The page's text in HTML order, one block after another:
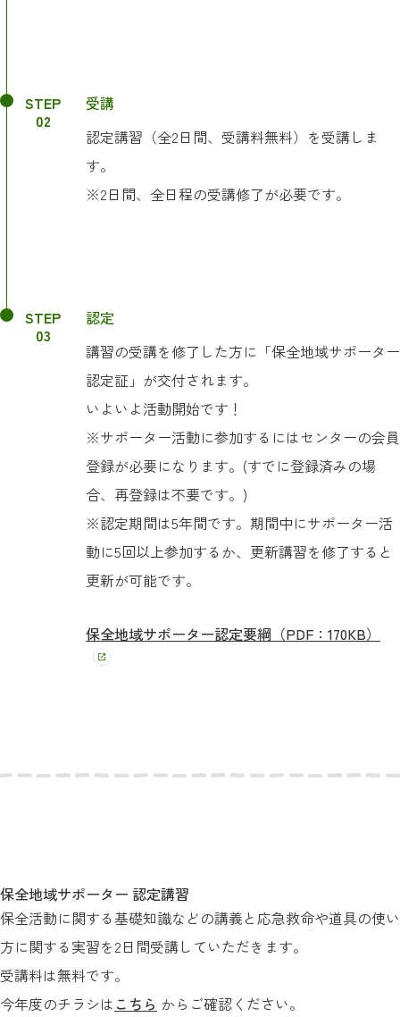
STEP
02
受講
認定講習（全2日間、受講料無料）を受講しま
す。
※2日間、全日程の受講修了が必要です。
STEP
03
認定
講習の受講を修了した方に「保全地域サポーター
認定証」が交付されます。
いよいよ活動開始です！
※サポーター活動に参加するにはセンターの会員
登録が必要になります。(すでに登録済みの場
合、再登録は不要です。)
※認定期間は5年間です。期間中にサポーター活
動に5回以上参加するか、更新講習を修了すると
更新が可能です。
保全地域サポーター認定要綱（PDF：170KB）
保全地域サポーター 認定講習
保全活動に関する基礎知識などの講義と応急救命や道具の使い
方に関する実習を2日間受講していただきます。
受講料は無料です。
今年度のチラシは こちら からご確認ください。